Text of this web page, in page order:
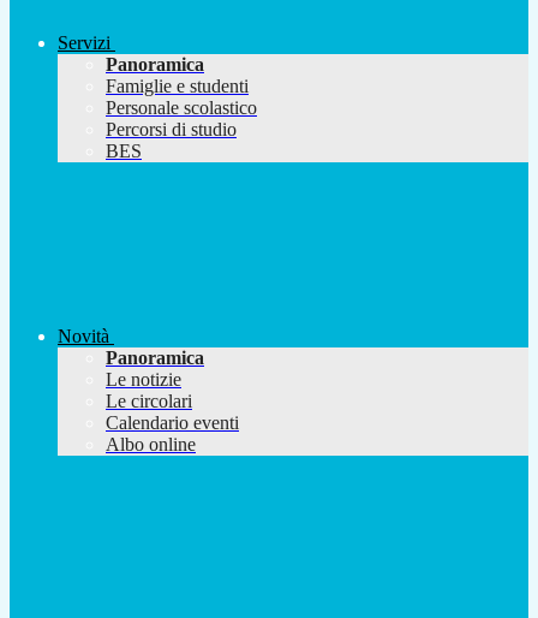
Servizi
Panoramica
Famiglie e studenti
Personale scolastico
Percorsi di studio
BES
Novità
Panoramica
Le notizie
Le circolari
Calendario eventi
Albo online